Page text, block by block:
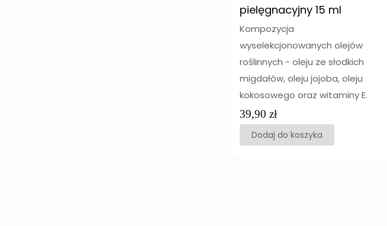
pielęgnacyjny 15 ml
Kompozycja
wyselekcjonowanych olejów
roślinnych - oleju ze słodkich
migdałów, oleju jojoba, oleju
kokosowego oraz witaminy E.
39,90zł
Dodaj do koszyka